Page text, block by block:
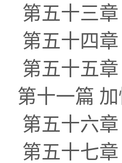
第五十三
第五十四
第五十五
第十一篇
第五十六
第五十七